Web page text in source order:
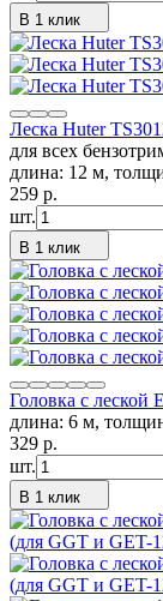
В 1 клик
Леска Huter
для всех
длина: 12 м,
259 p.
шт.
В 1 клик
Головка с леской
длина: 6 м,
329 p.
шт.
В 1 клик